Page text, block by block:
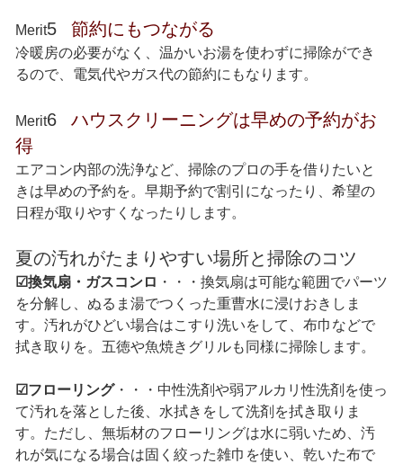
Merit5 節約にもつながる
冷暖房の必要がなく、温かいお湯を使わずに掃除ができ
るので、電気代やガス代の節約にもなります。
Merit6
ハウスクリーニングは早めの予約がお
得
エアコン内部の洗浄など、掃除のプロの手を借りたいと
きは早めの予約を。早期予約で割引になったり、希望の
日程が取りやすくなったりします。
夏の汚れがたまりやすい場所と掃除のコツ
☑換気扇・ガスコンロ ・・・換気扇は可能な範囲でパーツ
を分解し、ぬるま湯でつくった重曹水に浸けおきしま
す。汚れがひどい場合はこすり洗いをして、布巾などで
拭き取りを。五徳や魚焼きグリルも同様に掃除します。
☑フローリング・・・中性洗剤や弱アルカリ性洗剤を使っ
て汚れを落とした後、水拭きをして洗剤を拭き取りま
す。ただし、無垢材のフローリングは水に弱いため、汚
れが気になる場合は固く絞った雑巾を使い、乾いた布で